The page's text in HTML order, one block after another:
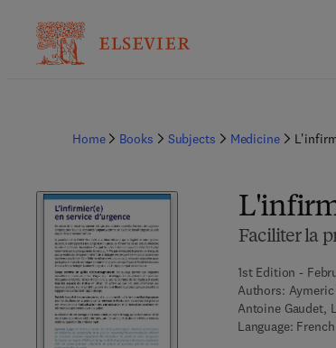
Home Books Subjects Medicine
Faciliter la
1st Edition -
Authors:
Antoine Gaudet,
Language: French